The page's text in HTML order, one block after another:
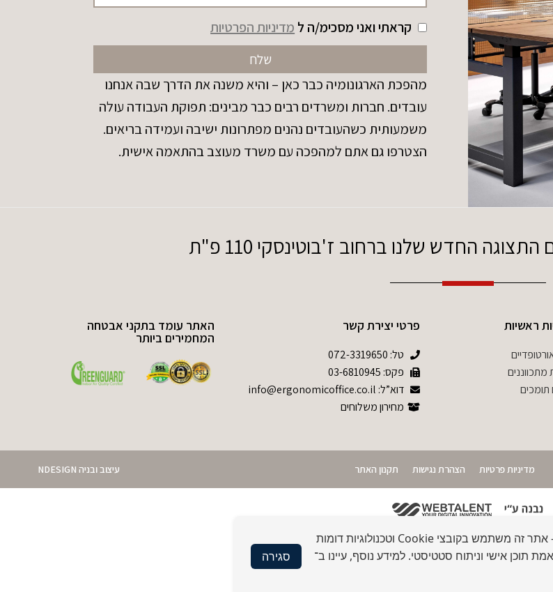
אנו מכבדים את פרטיותכם — אתר זה משתמש בקובצי Cookie וטכנולוגיות דומות
תוכן אישי וניתוח סטטיסטי. למידע נוסף, עיינו ב־
סגירה
קראתי ואני מסכימ/ה ל מדיניות הפרטיות
שלח
מהפכת הארגונומיה כבר כאן – והיא משנה את הדרך שבה אנחנו
עובדים. חברות ומשרדים רבים כבר מבינים: תפוקת העבודה עולה
משמעותית כשהעובדים נהנים מפתרונות ישיבה ועמידה בריאים.
הצטרפו גם אתם למהפכה עם משרד מעוצב בהתאמה אישית.
החדש שלנו ברחוב ז'בוטינסקי 110 פ"ת
ראשיות
מתכווננים
תומכים
פרטי יצירת קשר
טל: 072-3319650
פקס: 03-6810945
דוא”ל: info@ergonomicoffice.co.il
מחירון משלוחים
האתר עומד בתקני אבטחה
המחמירים ביותר
מדיניות פרטיות הצהרת נגישות תקנון האתר עיצוב ובניה NDESIGN